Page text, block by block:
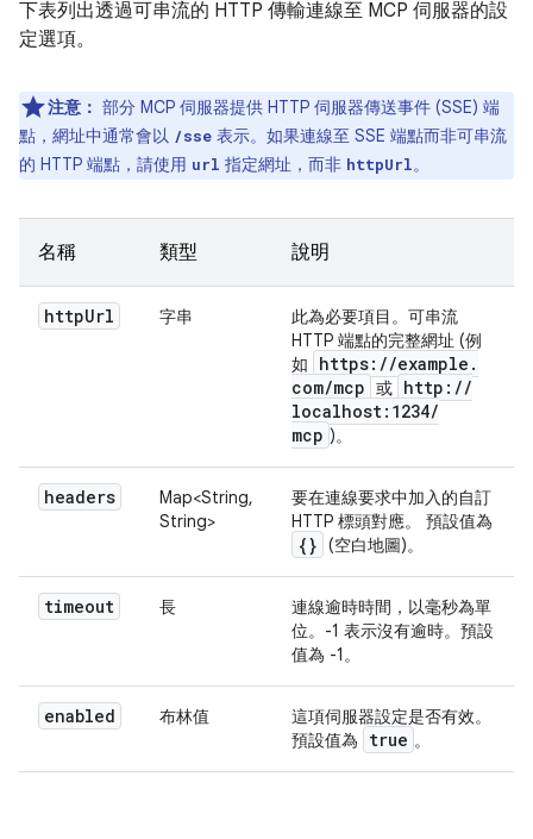
下表列出透過可串流的 HTTP 傳輸連線至 MCP 伺服器的設
定選項。
注意： 部分 MCP 伺服器提供 HTTP 伺服器傳送事件 (SSE) 端
點，網址中通常會以 /sse 表示。如果連線至 SSE 端點而非可串流
的 HTTP 端點，請使用 url 指定網址，而非 httpUrl。
名稱 類型 說明
httpUrl 字串
此為必要項目。可串流
HTTP 端點的完整網址 (例
如
https: //example .
com/mcp 或 http: //
localhost:1234/
mcp )。
headers
Map<String,
String>
要在連線要求中加入的自訂
HTTP 標頭對應。 預設值為
{} (空白地圖)。
timeout 長
連線逾時時間，以毫秒為單
位。-1 表示沒有逾時。預設
值為 -1。
enabled 布林值
這項伺服器設定是否有效。
預設值為
true 。